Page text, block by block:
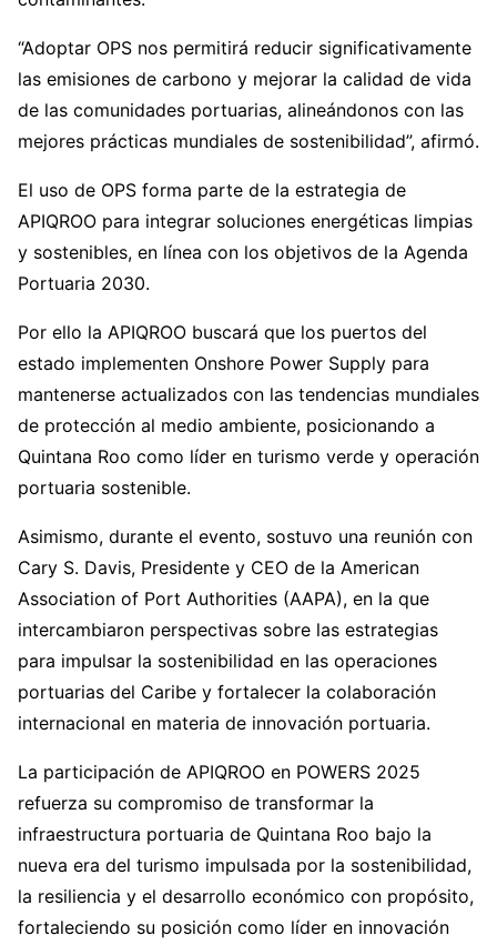
“Adoptar OPS nos permitirá reducir significativamente
las emisiones de carbono y mejorar la calidad de vida
de las comunidades portuarias, alineándonos con las
mejores prácticas mundiales de sostenibilidad”, afirmó.
El uso de OPS forma parte de la estrategia de
APIQROO para integrar soluciones energéticas limpias
y sostenibles, en línea con los objetivos de la Agenda
Portuaria 2030.
Por ello la APIQROO buscará que los puertos del
estado implementen Onshore Power Supply para
mantenerse actualizados con las tendencias mundiales
de protección al medio ambiente, posicionando a
Quintana Roo como líder en turismo verde y operación
portuaria sostenible.
Asimismo, durante el evento, sostuvo una reunión con
Cary S. Davis, Presidente y CEO de la American
Association of Port Authorities (AAPA), en la que
intercambiaron perspectivas sobre las estrategias
para impulsar la sostenibilidad en las operaciones
portuarias del Caribe y fortalecer la colaboración
internacional en materia de innovación portuaria.
La participación de APIQROO en POWERS 2025
refuerza su compromiso de transformar la
infraestructura portuaria de Quintana Roo bajo la
nueva era del turismo impulsada por la sostenibilidad,
la resiliencia y el desarrollo económico con propósito,
fortaleciendo su posición como líder en innovación